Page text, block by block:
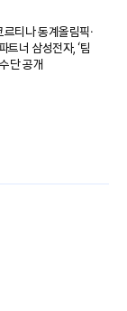
티나 동계올림픽∙
트너 삼성전자, ‘팀
단 공개